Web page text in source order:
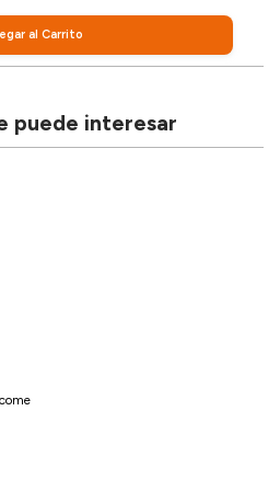
al Carrito
puede interesar